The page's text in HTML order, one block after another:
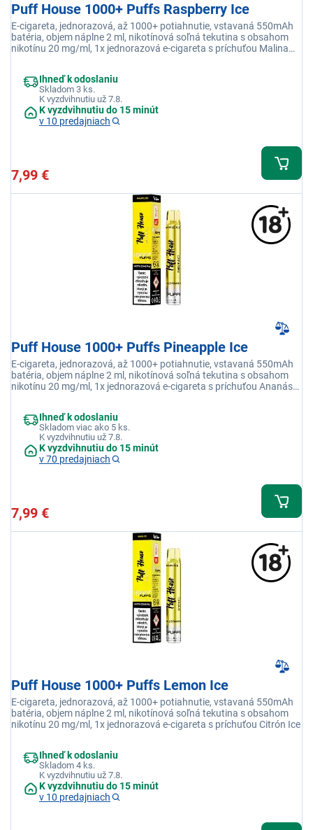
Puff House 1000+ Puffs Raspberry Ice
E-cigareta, jednorazová, až 1000+ potiahnutie, vstavaná 550mAh
batéria, objem náplne 2 ml, nikotínová soľná tekutina s obsahom
nikotínu 20 mg/ml, 1x jednorazová e-cigareta s príchuťou Malina
Ihneď k odoslaniu
Skladom 3 ks.
K vyzdvihnutiu už 7.8.
K vyzdvihnutiu do 15 minút
v 10 predajniach
7,99 €
Puff House 1000+ Puffs Pineapple Ice
E-cigareta, jednorazová, až 1000+ potiahnutie, vstavaná 550mAh
batéria, objem náplne 2 ml, nikotínová soľná tekutina s obsahom
nikotínu 20 mg/ml, 1x jednorazová e-cigareta s príchuťou Ananás
Ihneď k odoslaniu
Skladom viac ako 5 ks.
K vyzdvihnutiu už 7.8.
K vyzdvihnutiu do 15 minút
v 70 predajniach
7,99 €
Puff House 1000+ Puffs Lemon Ice
E-cigareta, jednorazová, až 1000+ potiahnutie, vstavaná 550mAh
batéria, objem náplne 2 ml, nikotínová soľná tekutina s obsahom
nikotínu 20 mg/ml, 1x jednorazová e-cigareta s príchuťou Citrón Ice
Ihneď k odoslaniu
Skladom 4 ks.
K vyzdvihnutiu už 7.8.
K vyzdvihnutiu do 15 minút
v 10 predajniach